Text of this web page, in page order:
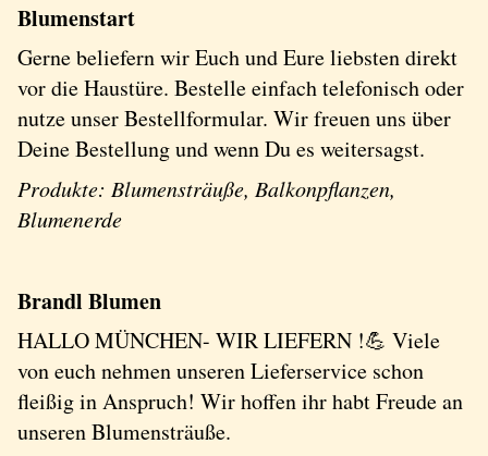
Blumenstart
Gerne beliefern wir Euch und Eure liebsten direkt
vor die Haustüre. Bestelle einfach telefonisch oder
nutze unser Bestellformular. Wir freuen uns über
Deine Bestellung und wenn Du es weitersagst.
Produkte: Blumensträuße, Balkonpflanzen,
Blumenerde
Brandl Blumen
HALLO MÜNCHEN- WIR LIEFERN !💪 Viele
von euch nehmen unseren Lieferservice schon
fleißig in Anspruch! Wir hoffen ihr habt Freude an
unseren Blumensträuße.